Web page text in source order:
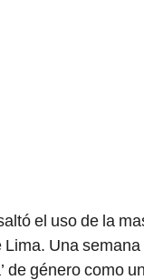
el uso de la
Lima. Una
de género como